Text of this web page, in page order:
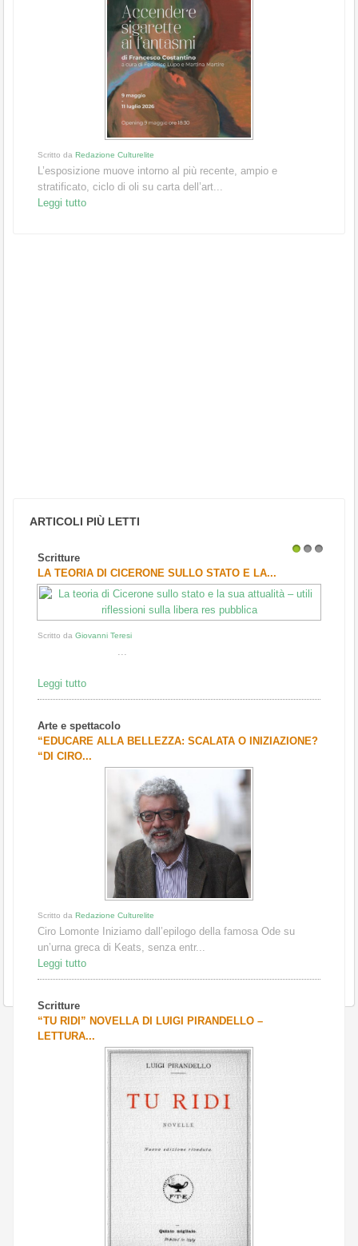
Scritto da Redazione Culturelite
L’esposizione muove intorno al più recente, ampio e
stratificato, ciclo di oli su carta dell’art...
Leggi tutto
ARTICOLI PIÙ LETTI
Scritture
LA TEORIA DI CICERONE SULLO STATO E LA...
Scritto da Giovanni Teresi
Leggi tutto
Arte e spettacolo
“EDUCARE ALLA BELLEZZA: SCALATA O INIZIAZIONE?
“DI CIRO...
Scritto da Redazione Culturelite
Ciro Lomonte Iniziamo dall’epilogo della famosa Ode su
un’urna greca di Keats, senza entr...
Leggi tutto
Scritture
“TU RIDI” NOVELLA DI LUIGI PIRANDELLO –
LETTURA...